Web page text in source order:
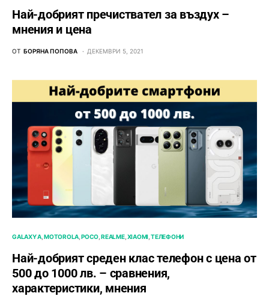
Най-добрият пречиствател за въздух –
мнения и цена
ОТ БОРЯНА ПОПОВА ДЕКЕМВРИ 5, 2021
GALAXY A MOTOROLA POCO REALME XIAOMI ТЕЛЕФОНИ
Най-добрият среден клас телефон с цена от
500 до 1000 лв. – сравнения,
характеристики, мнения